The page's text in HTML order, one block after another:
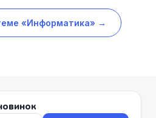
«Информатика» →